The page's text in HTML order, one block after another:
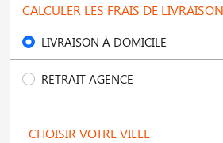
CALCULER LES FRAIS DE LIVRAISON
LIVRAISON À DOMICILE
RETRAIT AGENCE
CHOISIR VOTRE VILLE